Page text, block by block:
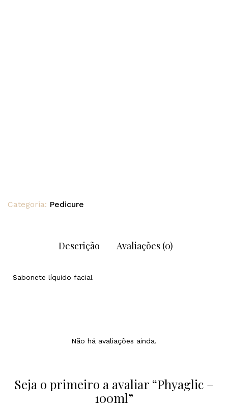
Categoria: Pedicure
Descrição Avaliações (0)
Sabonete líquido facial
Não há avaliações ainda.
Seja o primeiro a avaliar “Phyaglic –
100ml”